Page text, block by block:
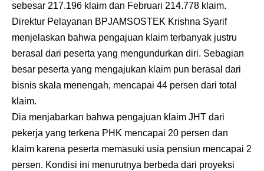
sebesar 217.196 klaim dan Februari 214.778 klaim.
Direktur Pelayanan BPJAMSOSTEK Krishna Syarif
menjelaskan bahwa pengajuan klaim terbanyak justru
berasal dari peserta yang mengundurkan diri. Sebagian
besar peserta yang mengajukan klaim pun berasal dari
bisnis skala menengah, mencapai 44 persen dari total
klaim.
Dia menjabarkan bahwa pengajuan klaim JHT dari
pekerja yang terkena PHK mencapai 20 persen dan
klaim karena peserta memasuki usia pensiun mencapai 2
persen. Kondisi ini menurutnya berbeda dari proyeksi